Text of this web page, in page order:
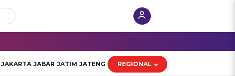
JAKARTA JABAR JATIM JATENG REGIONAL